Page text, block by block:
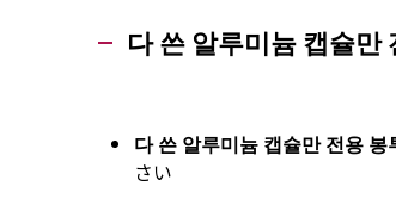
다 쓴 알루미늄 캡슐만
다 쓴 알루미늄 캡슐만 전용
さい